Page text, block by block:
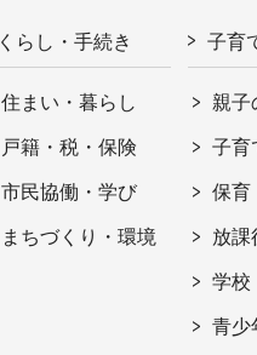
くらし・手続き
住まい・暮らし
戸籍・税・保険
市民協働・学び
まちづくり・環境
子育
親子
子育
保育
放課
学校
青少